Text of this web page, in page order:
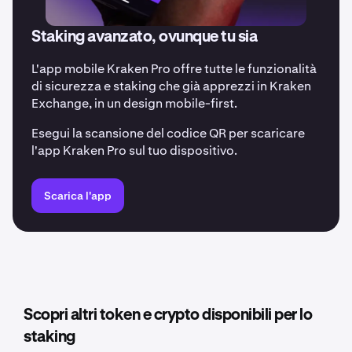
Staking avanzato, ovunque tu sia
L'app mobile Kraken Pro offre tutte le funzionalità
di sicurezza e staking che già apprezzi in Kraken
Exchange, in un design mobile-first.
Esegui la scansione del codice QR per scaricare
l'app Kraken Pro sul tuo dispositivo.
Scarica l'app
Scopri altri token e crypto disponibili per lo
staking